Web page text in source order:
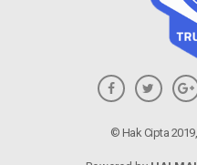
© Hak Cipta 2019,